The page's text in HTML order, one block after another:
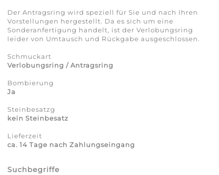
Der Antragsring wird speziell für Sie und nach Ihren
Vorstellungen hergestellt. Da es sich um eine
Sonderanfertigung handelt, ist der Verlobungsring
leider von Umtausch und Rückgabe ausgeschlossen.
Schmuckart
Verlobungsring / Antragsring
Bombierung
Ja
Steinbesatzg
kein Steinbesatz
Lieferzeit
ca. 14 Tage nach Zahlungseingang
Suchbegriffe